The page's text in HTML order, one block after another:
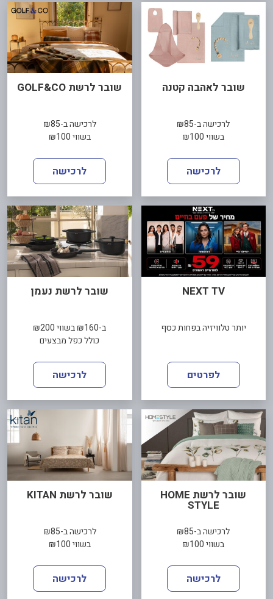
שובר לאהבה קטנה
לרכישה ב-₪85
בשווי ₪100
לרכישה
שובר לרשת GOLF&CO
לרכישה ב-₪85
בשווי ₪100
לרכישה
NEXT TV
יותר טלוויזיה בפחות כסף
לפרטים
שובר לרשת נעמן
ב-₪160 בשווי ₪200
כולל כפל מבצעים
לרכישה
שובר לרשת HOME
STYLE
לרכישה ב-₪85
בשווי ₪100
לרכישה
שובר לרשת KITAN
לרכישה ב-₪85
בשווי ₪100
לרכישה